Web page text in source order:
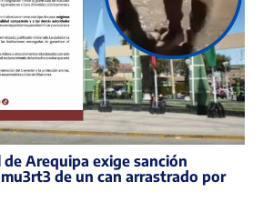
Arequipa exige sanción
de un can arrastrado por